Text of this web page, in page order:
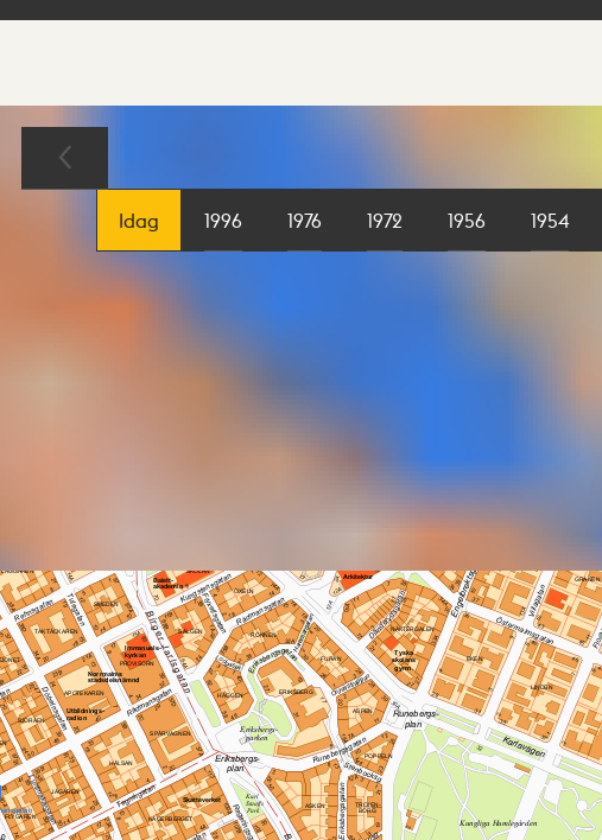
Karta
Idag 1996 1976 1972 1956 1954